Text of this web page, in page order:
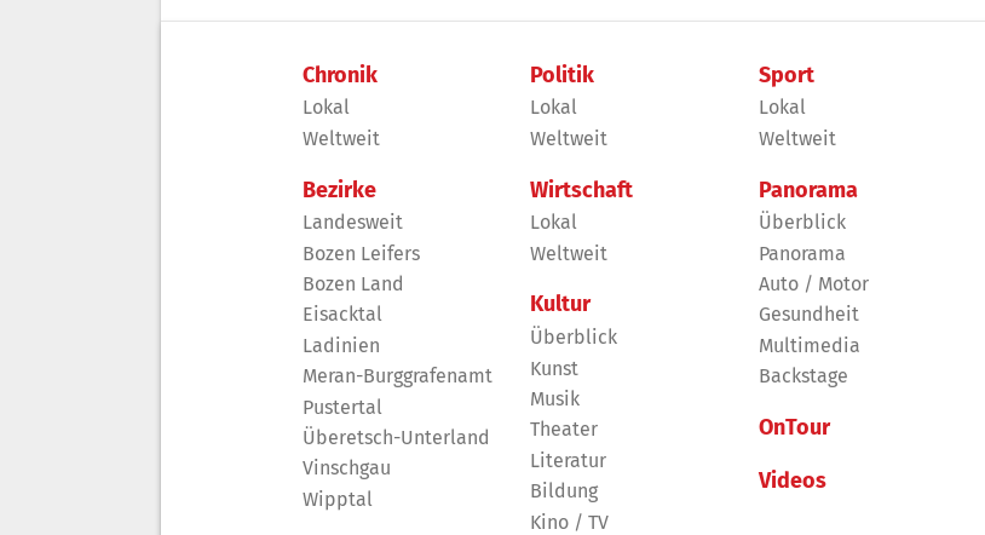
Chronik
Lokal
Weltweit
Bezirke
Landesweit
Bozen Leifers
Bozen Land
Eisacktal
Ladinien
Meran-Burggrafenamt
Pustertal
Überetsch-Unterland
Vinschgau
Wipptal
Politik
Lokal
Weltweit
Wirtschaft
Lokal
Weltweit
Kultur
Überblick
Kunst
Musik
Theater
Literatur
Bildung
Kino / TV
Sport
Lokal
Weltweit
Panorama
Überblick
Panorama
Auto / Motor
Gesundheit
Multimedia
Backstage
OnTour
Videos